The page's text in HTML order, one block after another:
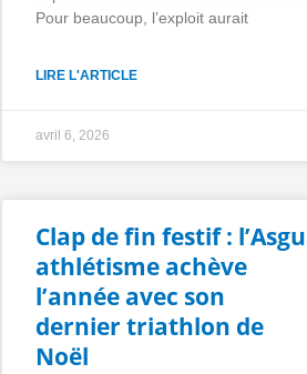
Pour beaucoup, l’exploit aurait
LIRE L'ARTICLE
avril 6, 2026
Clap de fin festif : l’Asgu
athlétisme achève
l’année avec son
dernier triathlon de
Noël